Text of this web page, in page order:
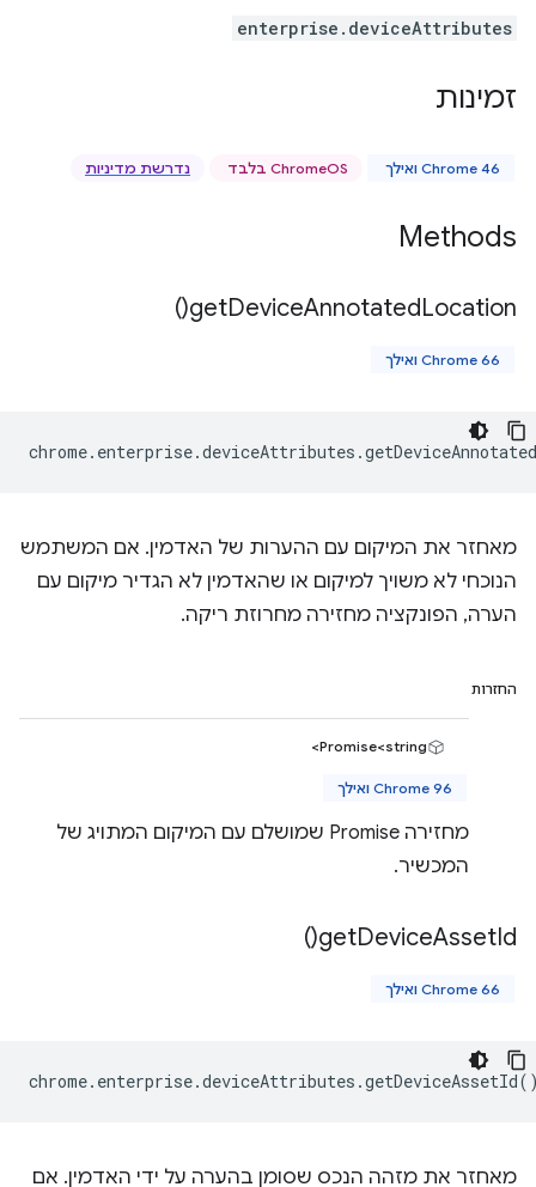
enterprise.deviceAttributes
זמינות
Chrome 46 ואילך ChromeOS בלבד נדרשת מדיניות
Methods
getDeviceAnnotatedLocation(
)
Chrome 66 ואילך
chrome. enterprise.deviceAttributes .
מאחזר את המיקום עם ההערות של האדמין. אם המשתמש
הנוכחי לא משויך למיקום או שהאדמין לא הגדיר מיקום עם
הערה, הפונקציה מחזירה מחרוזת ריקה.
החזרות
Promise<string>
Chrome 96 ואילך
מחזירה Promise שמושלם עם המיקום המתויג של
המכשיר.
getDeviceAssetId(
)
Chrome 66 ואילך
chrome. enterprise.deviceAttributes .getDeviceAssetId
מאחזר את מזהה הנכס שסומן בהערה על ידי האדמין. אם